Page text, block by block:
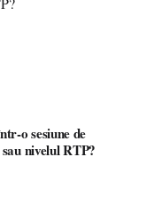
o sesiune de
nivelul RTP?